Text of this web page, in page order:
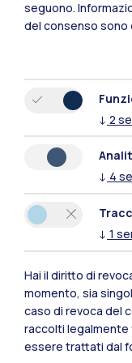
Mantova
Xi'an
Naviga il sito
Contattaci
seguono.
del consenso sono
↓ 2
↓ 4
↓ 1
Hai il diritto di
momento, sia
caso di revoca del
raccolti legalmente
essere trattati dal